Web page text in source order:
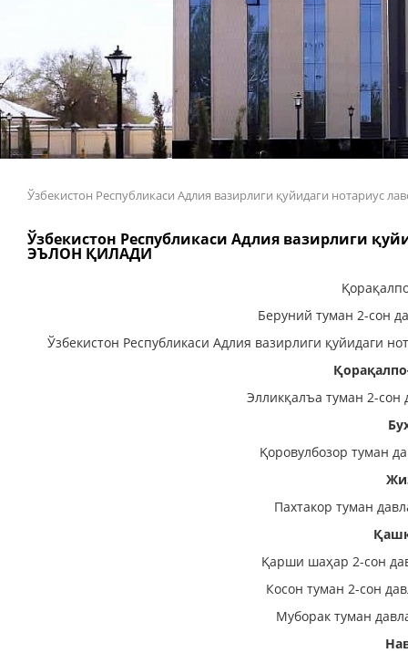
Ўзбекистон Республикаси Адлия вазирлиги қуйидаги
Ўзбекистон Республикаси Адлия вазирлиги
ЭЪЛОН ҚИЛАДИ
Беруний туман 2-сон
Ўзбекистон Республикаси Адлия вазирлиги
Элликқалъа туман 2-сон
Қоровулбозор туман
Пахтакор туман
Қарши шаҳар 2-сон
Косон туман 2-сон
Муборак туман